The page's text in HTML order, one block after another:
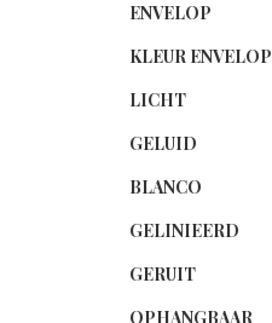
ENVELOP
KLEUR ENVELOP
LICHT
GELUID
BLANCO
GELINIEERD
GERUIT
OPHANGBAAR